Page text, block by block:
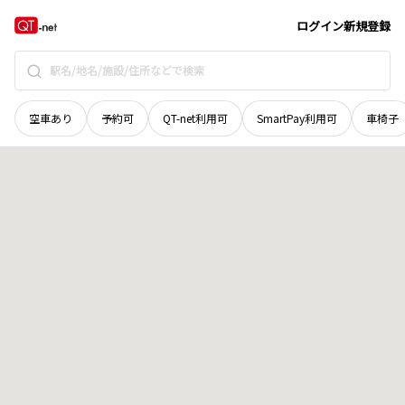
ログイン新規登録
空車あり 予約可 QT-net利用可 SmartPay利用可 車椅子
北海道